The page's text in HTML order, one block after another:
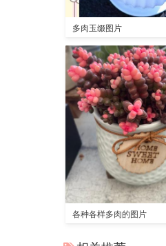
多肉玉缀图片
各种各样多肉的图片